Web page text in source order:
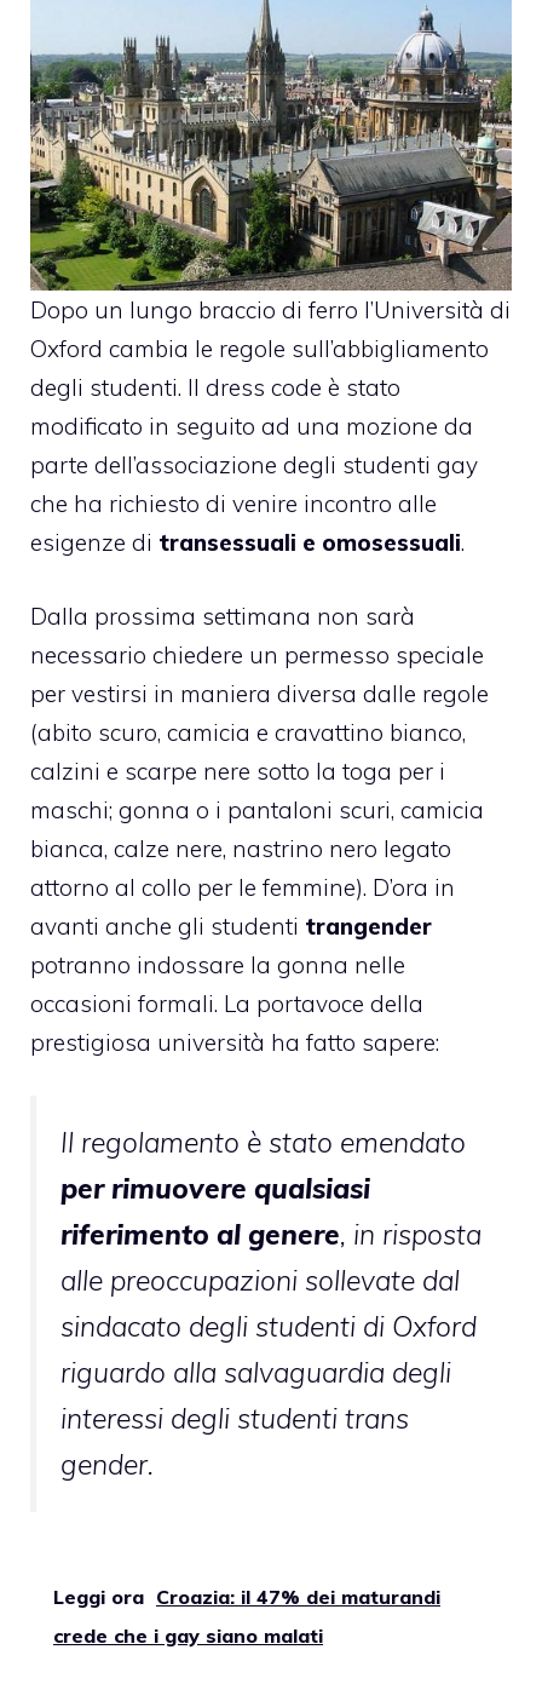
Dopo un lungo braccio di ferro l’Università di
Oxford cambia le regole sull’abbigliamento
degli studenti. Il dress code è stato
modificato in seguito ad una mozione da
parte dell’associazione degli studenti gay
che ha richiesto di venire incontro alle
esigenze di transessuali e omosessuali.
Dalla prossima settimana non sarà
necessario chiedere un permesso speciale
per vestirsi in maniera diversa dalle regole
(abito scuro, camicia e cravattino bianco,
calzini e scarpe nere sotto la toga per i
maschi; gonna o i pantaloni scuri, camicia
bianca, calze nere, nastrino nero legato
attorno al collo per le femmine). D’ora in
avanti anche gli studenti trangender
potranno indossare la gonna nelle
occasioni formali. La portavoce della
prestigiosa università ha fatto sapere:
Il regolamento è stato emendato
per rimuovere qualsiasi
riferimento al genere, in risposta
alle preoccupazioni sollevate dal
sindacato degli studenti di Oxford
riguardo alla salvaguardia degli
interessi degli studenti trans
gender.
Leggi ora Croazia: il 47% dei maturandi
crede che i gay siano malati